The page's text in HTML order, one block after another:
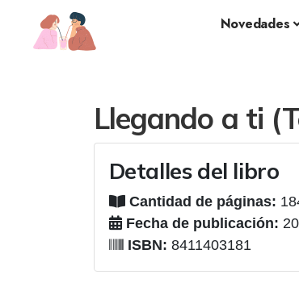
Novedades
Llegando a ti
Detalles del libro
Cantidad de páginas:
Fecha de publicación:
ISBN: 8411403181